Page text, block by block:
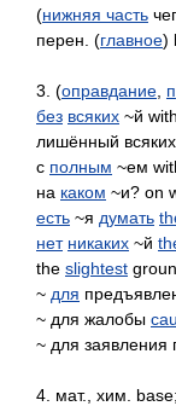
(нижняя часть
перен. (главное)
3. (оправдание
без всяких ~й
лишённый
с полным ~ем
на каком ~и? on
есть ~я думать
нет никаких ~й
the slightest
~ для
~ для жалобы
~ для заявления
4. мат., хим. base;